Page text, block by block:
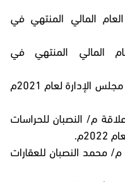
المالي المنتهي في
المالي المنتهي في
الموافقة على صرف مكافاة وبدلات أعضاء مجلس الإدارة لعام 2021م
م/ النصبان للحراسات
محمد النصبان للعقارات